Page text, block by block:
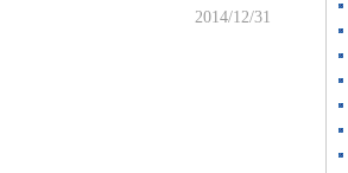
2014/12/31